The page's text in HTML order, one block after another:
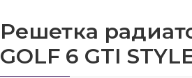
Решетка
GOLF 6 GTI